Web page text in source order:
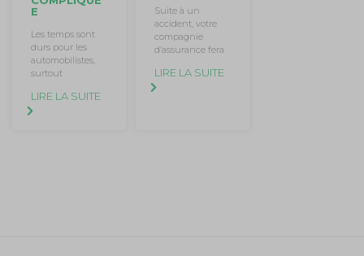
E
Les temps sont
durs pour les
automobilistes,
surtout
LIRE LA SUITE
Suite à un
accident, votre
compagnie
d’assurance fera
LIRE LA SUITE